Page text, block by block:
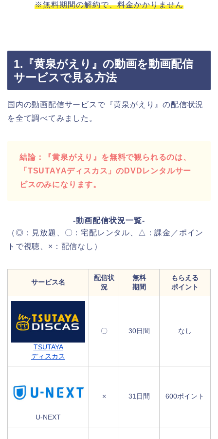
※無料期間の解約で、料金かかりません
1.『黄泉がえり』の動画を動画配信
サービスで見る方法
国内の動画配信サービスで『黄泉がえり』の配信状況
を全て調べてみました。
結論：『黄泉がえり』を無料で観られるのは、
「TSUTAYAディスカス」のDVDレンタルサー
ビスのみになります。
-動画配信状況一覧-
（◎：見放題、〇：宅配レンタル、△：課金／ポイン
トで視聴、×：配信なし）
サービス名
配信状
況
無料
期間
もらえる
ポイント
TSUTAYA
ディスカス
〇 30日間 なし
U-NEXT
× 31日間 600ポイント